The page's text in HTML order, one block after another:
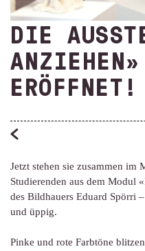
DIE
ERÖFFNET!
Jetzt stehen sie zusammen im
Studierenden aus dem Modul
des Bildhauers Eduard Spörri
und üppig.
Pinke und rote Farbtöne